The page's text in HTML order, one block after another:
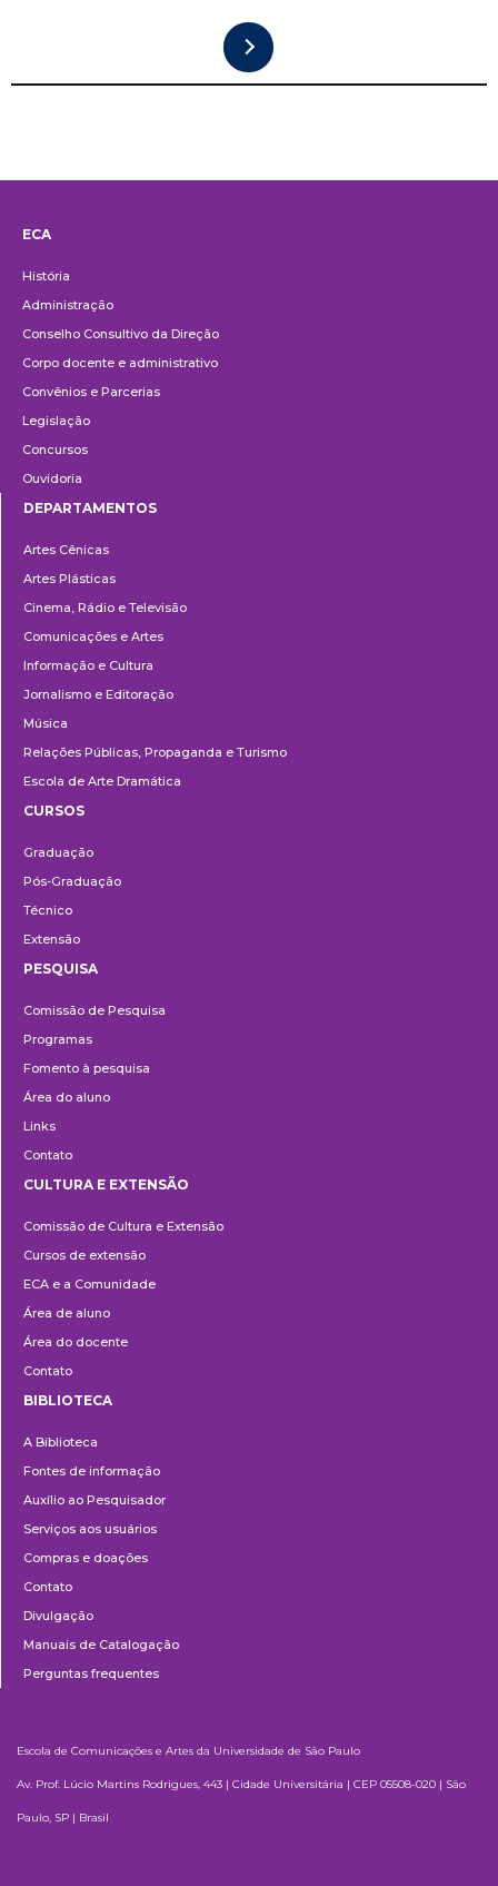
ECA
História
Administração
Conselho Consultivo da Direção
Corpo docente e administrativo
Convênios e Parcerias
Legislação
Concursos
Ouvidoria
DEPARTAMENTOS
Artes Cênicas
Artes Plásticas
Cinema, Rádio e Televisão
Comunicações e Artes
Informação e Cultura
Jornalismo e Editoração
Música
Relações Públicas, Propaganda e Turismo
Escola de Arte Dramática
CURSOS
Graduação
Pós-Graduação
Técnico
Extensão
PESQUISA
Comissão de Pesquisa
Programas
Fomento à pesquisa
Área do aluno
Links
Contato
e
Extensão
CULTURA E EXTENSÃO
Comissão de Cultura e Extensão
Cursos de extensão
ECA e a Comunidade
Área de aluno
Área do docente
Contato
BIBLIOTECA
A Biblioteca
Fontes de informação
Auxílio ao Pesquisador
Serviços aos usuários
Compras e doações
Contato
Divulgação
Manuais de Catalogação
Perguntas frequentes
Escola de Comunicações e Artes da Universidade de São Paulo
Av. Prof. Lúcio Martins Rodrigues, 443 | Cidade Universitária | CEP 05508-020 | São
Paulo, SP | Brasil